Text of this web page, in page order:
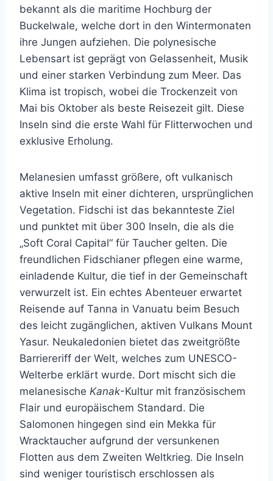
bekannt als die maritime Hochburg der
Buckelwale, welche dort in den Wintermonaten
ihre Jungen aufziehen. Die polynesische
Lebensart ist geprägt von Gelassenheit, Musik
und einer starken Verbindung zum Meer. Das
Klima ist tropisch, wobei die Trockenzeit von
Mai bis Oktober als beste Reisezeit gilt. Diese
Inseln sind die erste Wahl für Flitterwochen und
exklusive Erholung.
Melanesien umfasst größere, oft vulkanisch
aktive Inseln mit einer dichteren, ursprünglichen
Vegetation. Fidschi ist das bekannteste Ziel
und punktet mit über 300 Inseln, die als die
„Soft Coral Capital“ für Taucher gelten. Die
freundlichen Fidschianer pflegen eine warme,
einladende Kultur, die tief in der Gemeinschaft
verwurzelt ist. Ein echtes Abenteuer erwartet
Reisende auf Tanna in Vanuatu beim Besuch
des leicht zugänglichen, aktiven Vulkans Mount
Yasur. Neukaledonien bietet das zweitgrößte
Barriereriff der Welt, welches zum UNESCO-
Welterbe erklärt wurde. Dort mischt sich die
melanesische Kanak-Kultur mit französischem
Flair und europäischem Standard. Die
Salomonen hingegen sind ein Mekka für
Wracktaucher aufgrund der versunkenen
Flotten aus dem Zweiten Weltkrieg. Die Inseln
sind weniger touristisch erschlossen als